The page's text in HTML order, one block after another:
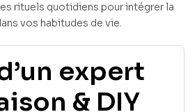
rituels quotidiens pour intégrer la
vos habitudes de vie.
expert
& DIY